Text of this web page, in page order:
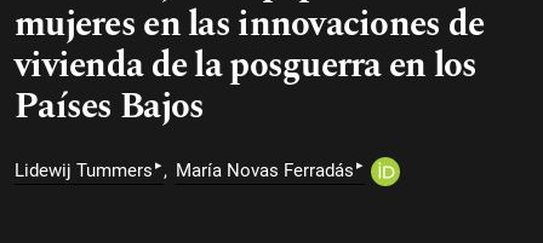
mujeres en las innovaciones de
vivienda de la posguerra en los
Países Bajos
Lidewij Tummers ▸ María Novas Ferradás ▸